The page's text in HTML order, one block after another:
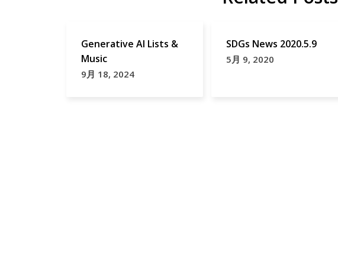
Generative AI Lists &
Music
9月 18, 2024
SDGs News 2020.5.9
5月 9, 2020